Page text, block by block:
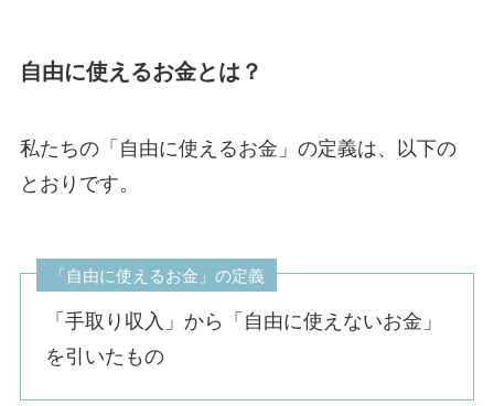
自由に使えるお金とは？
私たちの「自由に使えるお金」の定義は、以下の
とおりです。
「自由に使えるお金」の定義
「手取り収入」から「自由に使えないお金」
を引いたもの